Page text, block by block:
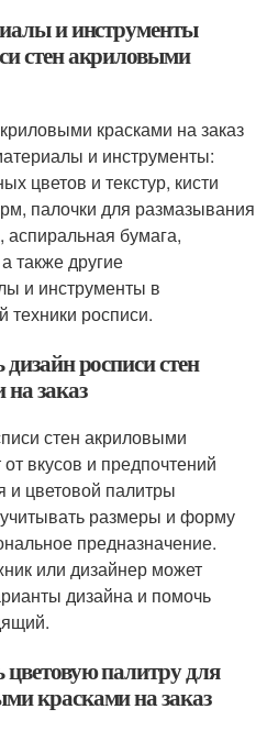
и инструменты
стен акриловыми
красками на заказ
и инструменты:
цветов и текстур, кисти
палочки для размазывания
аспиральная бумага,
также другие
и инструменты в
техники росписи.
росписи стен
заказ
стен акриловыми
вкусов и предпочтений
и цветовой палитры
размеры и форму
предназначение.
или дизайнер может
дизайна и помочь
палитру для
красками на заказ